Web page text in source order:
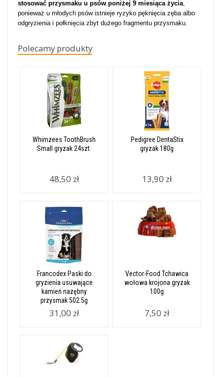
stosować przysmaku u psów poniżej 9 miesiąca życia,
ponieważ u młodych psów istnieje ryzyko pęknięcia zęba albo
odgryzienia i połknięcia zbyt dużego fragmentu przysmaku.
Polecamy produkty
Whimzees ToothBrush
Small gryzak 24szt.
48,50 zł
Pedigree DentaStix
gryzak 180g
13,90 zł
Francodex Paski do
gryzienia usuwające
kamień nazębny
przysmak 502.5g
31,00 zł
Vector-Food Tchawica
wołowa krojona gryzak
100g
7,50 zł